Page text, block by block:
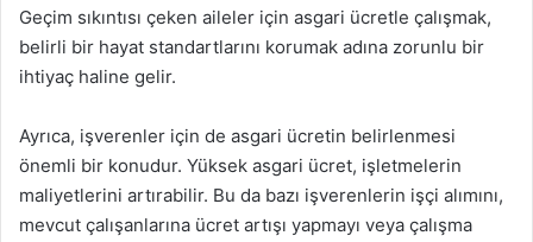
Geçim sıkıntısı çeken aileler için asgari ücretle çalışmak,
belirli bir hayat standartlarını korumak adına zorunlu bir
ihtiyaç haline gelir.
Ayrıca, işverenler için de asgari ücretin belirlenmesi
önemli bir konudur. Yüksek asgari ücret, işletmelerin
maliyetlerini artırabilir. Bu da bazı işverenlerin işçi alımını,
mevcut çalışanlarına ücret artışı yapmayı veya çalışma